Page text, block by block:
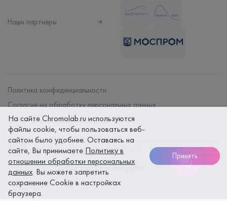
Наши партнеры
Политика конфиденциальности
Согласие на обработку персональных данных
Договор на оказание мед. услуг
Безопасность платежей гарантируется использованием SSL
протокола. Данные вашей банковской карты надежно защищены при
оплате онлайн
Сайт разработанmegaBit
На сайте Chromolab.ru используются
файлы cookie, чтобы пользоваться веб-
сайтом было удобнее. Оставаясь на
сайте, Вы принимаете Политику в
отношении обработки персональных
данных. Вы можете запретить
сохранение Cookie в настройках
браузера.
Принять